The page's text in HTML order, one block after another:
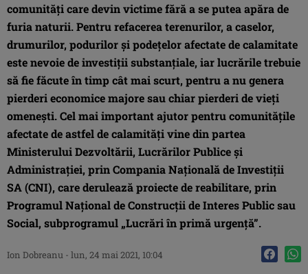
comunități care devin victime fără a se putea apăra de
furia naturii. Pentru refacerea terenurilor, a caselor,
drumurilor, podurilor și podețelor afectate de calamitate
este nevoie de investiții substanțiale, iar lucrările trebuie
să fie făcute în timp cât mai scurt, pentru a nu genera
pierderi economice majore sau chiar pierderi de vieți
omenești. Cel mai important ajutor pentru comunitățile
afectate de astfel de calamități vine din partea
Ministerului Dezvoltării, Lucrărilor Publice și
Administrației, prin Compania Națională de Investiții
SA (CNI), care derulează proiecte de reabilitare, prin
Programul Național de Construcții de Interes Public sau
Social, subprogramul „Lucrări în primă urgență”.
Ion Dobreanu - lun, 24 mai 2021, 10:04